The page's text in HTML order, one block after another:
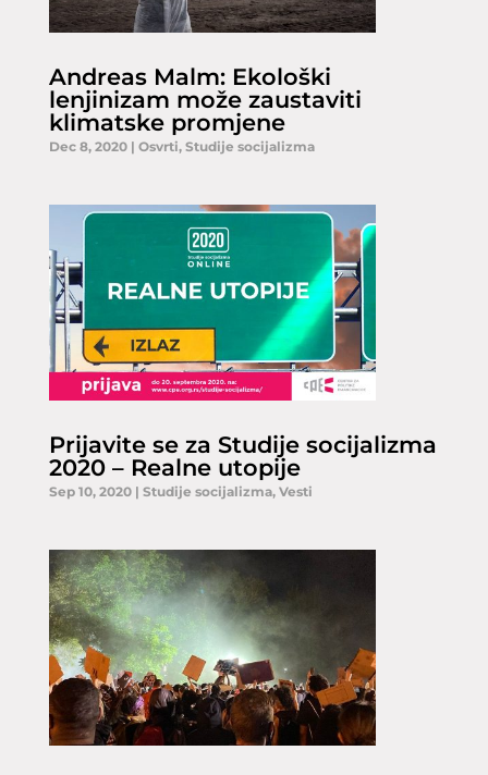
Andreas Malm: Ekološki
lenjinizam može zaustaviti
klimatske promjene
Dec 8, 2020| Osvrti, Studije socijalizma
Prijavite se za Studije socijalizma
2020 – Realne utopije
Sep 10, 2020| Studije socijalizma, Vesti